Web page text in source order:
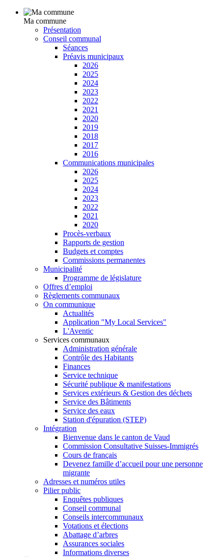
Ma commune
Présentation
Conseil communal
Séances
Préavis municipaux
2026
2025
2024
2023
2022
2021
2020
2019
2018
2017
2016
Communications municipales
2026
2025
2024
2023
2022
2021
2020
Procès-verbaux
Rapports de gestion
Budgets et comptes
Commissions permanentes
Municipalité
Programme de législature
Offres d’emploi
Règlements communaux
On communique
Actualités
Application "My Local Services"
L'Aventic
Services communaux
Administration générale
Contrôle des Habitants
Finances
Service technique
Sécurité publique & manifestations
Services extérieurs & Gestion des déchets
Service des Bâtiments
Service des eaux
Station d'épuration (STEP)
Intégration
Bienvenue dans le canton de Vaud
Commission Consultative Suisses-Immigrés
Cours de français
Devenez famille d’accueil pour une personne
migrante
Adresses et numéros utiles
Pilier public
Enquêtes publiques
Conseil communal
Conseils intercommunaux
Votations et élections
Abattage d’arbres
Assurances sociales
Informations diverses